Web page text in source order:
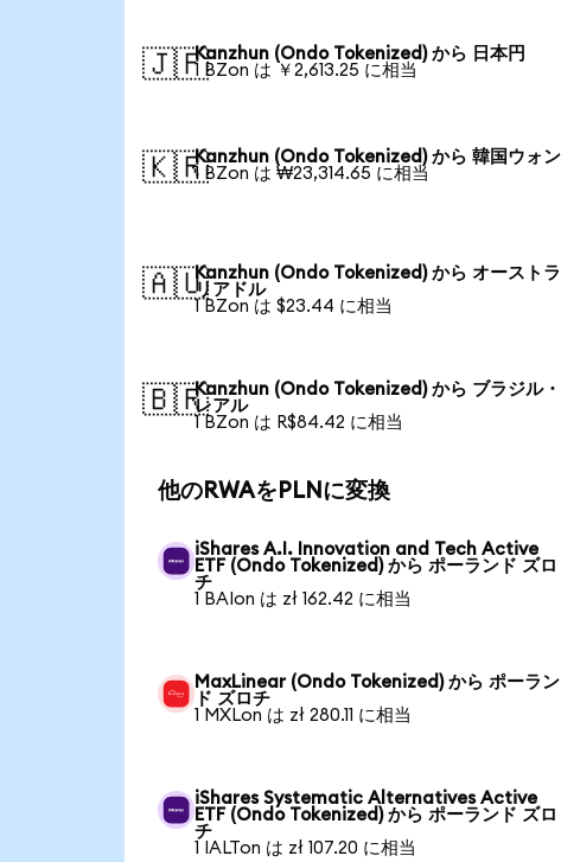
🇯🇵Kanzhun (Ondo Tokenized) から 日本円
1 BZon は ￥2,613.25 に相当
🇰🇷Kanzhun (Ondo Tokenized) から 韓国ウォン
1 BZon は ₩23,314.65 に相当
🇦🇺Kanzhun (Ondo Tokenized) から オーストラ
リアドル
1 BZon は $23.44 に相当
🇧🇷Kanzhun (Ondo Tokenized) から ブラジル・
レアル
1 BZon は R$84.42 に相当
他のRWAをPLNに変換
iShares A.I. Innovation and Tech Active
ETF (Ondo Tokenized) から ポーランド ズロ
チ
1 BAIon は zł 162.42 に相当
MaxLinear (Ondo Tokenized) から ポーラン
ド ズロチ
1 MXLon は zł 280.11 に相当
iShares Systematic Alternatives Active
ETF (Ondo Tokenized) から ポーランド ズロ
チ
1 IALTon は zł 107.20 に相当